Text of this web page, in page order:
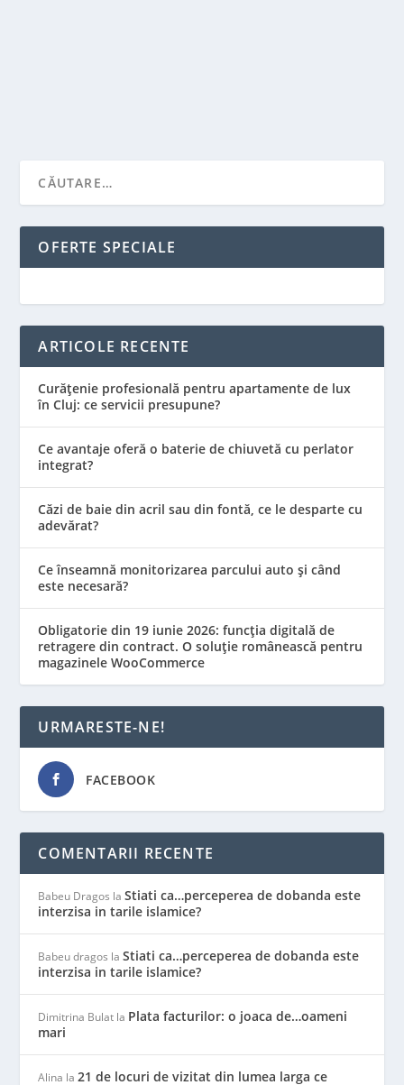
OFERTE SPECIALE
ARTICOLE RECENTE
Curățenie profesională pentru apartamente de lux
în Cluj: ce servicii presupune?
Ce avantaje oferă o baterie de chiuvetă cu perlator
integrat?
Căzi de baie din acril sau din fontă, ce le desparte cu
adevărat?
Ce înseamnă monitorizarea parcului auto și când
este necesară?
Obligatorie din 19 iunie 2026: funcția digitală de
retragere din contract. O soluție românească pentru
magazinele WooCommerce
URMARESTE-NE!
FACEBOOK
COMENTARII RECENTE
Babeu Dragos laStiati ca…perceperea de dobanda este
interzisa in tarile islamice?
Babeu dragos laStiati ca…perceperea de dobanda este
interzisa in tarile islamice?
Dimitrina Bulat la Plata facturilor: o joaca de…oameni
mari
Alina la21 de locuri de vizitat din lumea larga ce